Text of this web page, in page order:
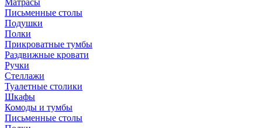
Письменные столы
Подушки
Полки
Прикроватные тумбы
Раздвижные кровати
Ручки
Стеллажи
Туалетные столики
Шкафы
Комоды и тумбы
Письменные столы